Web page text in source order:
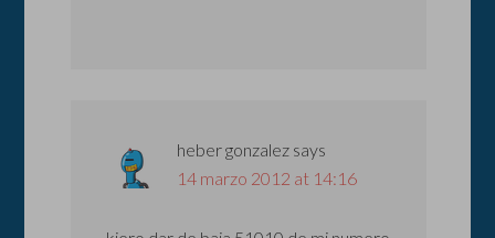
heber gonzalez says
14 marzo 2012 at 14:16